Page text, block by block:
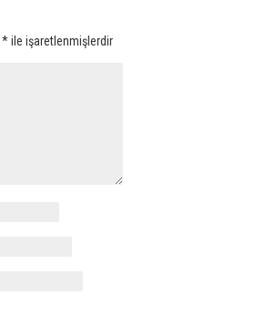
*ile işaretlenmişlerdir